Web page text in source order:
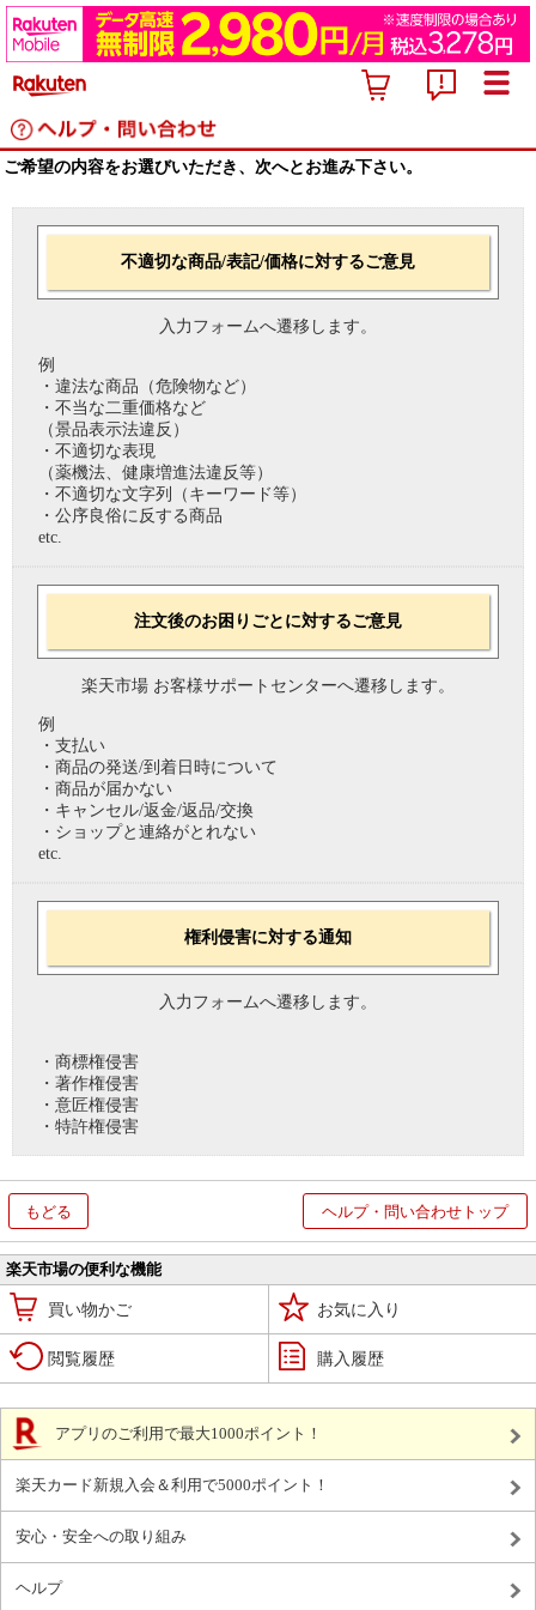
ご希望の内容をお選びいただき、次へとお進み下さい。
不適切な商品/表記/価格に対するご意見
入力フォームへ遷移します。
例
・違法な商品（危険物など）
・不当な二重価格など
（景品表示法違反）
・不適切な表現
（薬機法、健康増進法違反等）
・不適切な文字列（キーワード等）
・公序良俗に反する商品
etc.
注文後のお困りごとに対するご意見
楽天市場 お客様サポートセンターへ遷移します。
例
・支払い
・商品の発送/到着日時について
・商品が届かない
・キャンセル/返金/返品/交換
・ショップと連絡がとれない
etc.
権利侵害に対する通知
入力フォームへ遷移します。
・商標権侵害
・著作権侵害
・意匠権侵害
・特許権侵害
もどる ヘルプ・問い合わせトップ
楽天市場の便利な機能
買い物かご お気に入り
閲覧履歴 購入履歴
アプリのご利用で最大1000ポイント！
楽天カード新規入会＆利用で5000ポイント！
安心・安全への取り組み
ヘルプ